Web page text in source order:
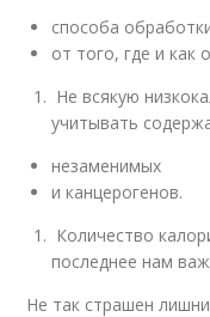
способа
от того, где и как
Не всякую
учитывать
незаменимых
и канцерогенов.
Количество
последнее нам
Не так страшен